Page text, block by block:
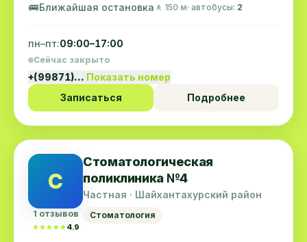
🚌Ближайшая остановка 🚶 150 м· автобусы: 2
пн–пт:09:00–17:00
Сейчас закрыто
+(99871)… Показать номер
Записаться
Подробнее
С
1 отзывов
★★★★★
★★★★★4.9
Стоматологическая
поликлиника №4
Частная · Шайхантахурский район
Стоматология